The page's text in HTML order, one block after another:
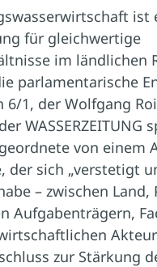
ist
für gleichwertige
im ländlichen
parlamentarische
6/1, der Wolfgang
WASSERZEITUNG
von einem
der sich „verstetigt
– zwischen Land,
Aufgabenträgern,
zur Stärkung